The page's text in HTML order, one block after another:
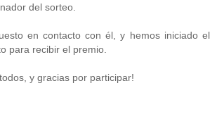
del sorteo.
en contacto con él, y hemos iniciado el
para recibir el premio.
y gracias por participar!